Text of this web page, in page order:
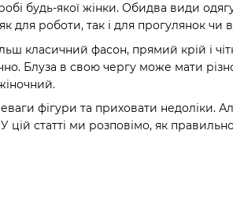
будь-якої жінки. Обидва види
для роботи, так і для прогулянок чи
класичний фасон, прямий крій і
Блуза в свою чергу може мати
фігури та приховати недоліки.
цій статті ми розповімо, як